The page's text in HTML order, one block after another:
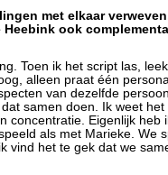
met elkaar
Heebink ook
Toen ik het script las,
alleen praat één
van dezelfde
samen doen. Ik weet
concentratie. Eigenlijk heb
als met Marieke. We
vind het te gek dat we